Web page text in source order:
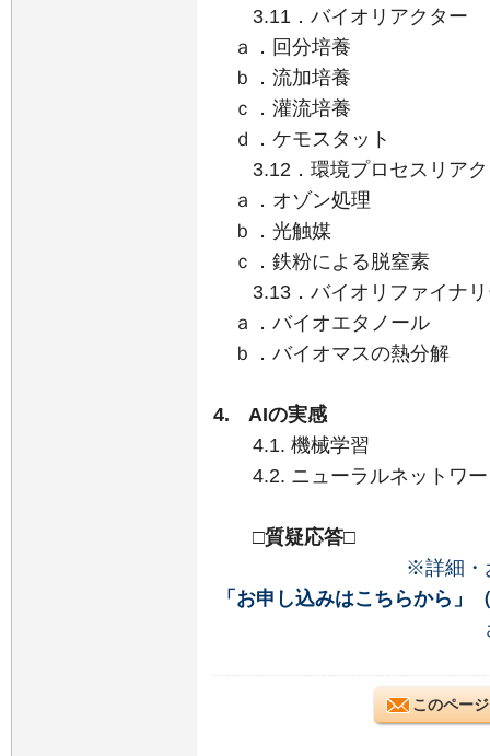
3.11．バイオリアクター
ａ．回分培養
ｂ．流加培養
ｃ．灌流培養
ｄ．ケモスタット
3.12．環境プロセスリアク
ａ．オゾン処理
ｂ．光触媒
ｃ．鉄粉による脱窒素
3.13．バイオリファイナリ
ａ．バイオエタノール
ｂ．バイオマスの熱分解
4. AIの実感
4.1. 機械学習
4.2. ニューラルネットワー
□質疑応答□
※詳細・
「お申し込みはこちらから」
このペー